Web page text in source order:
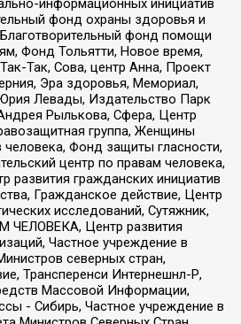
информационных инициатив
фонд охраны здоровья и
фонд помощи
Фонд Тольятти, Новое время,
Так, Сова, центр Анна, Проект
Эра здоровья, Мемориал,
Левады, Издательство Парк
Рылькова, Сфера, Центр
группа, Женщины
человека, Фонд защиты гласности,
центр по правам человека,
развития гражданских инициатив
Гражданское действие, Центр
исследований, Сутяжник,
Центр развития
Частное учреждение в
северных стран,
Трансперенси Интернешнл-Р,
Массовой Информации,
- Сибирь, Частное учреждение в